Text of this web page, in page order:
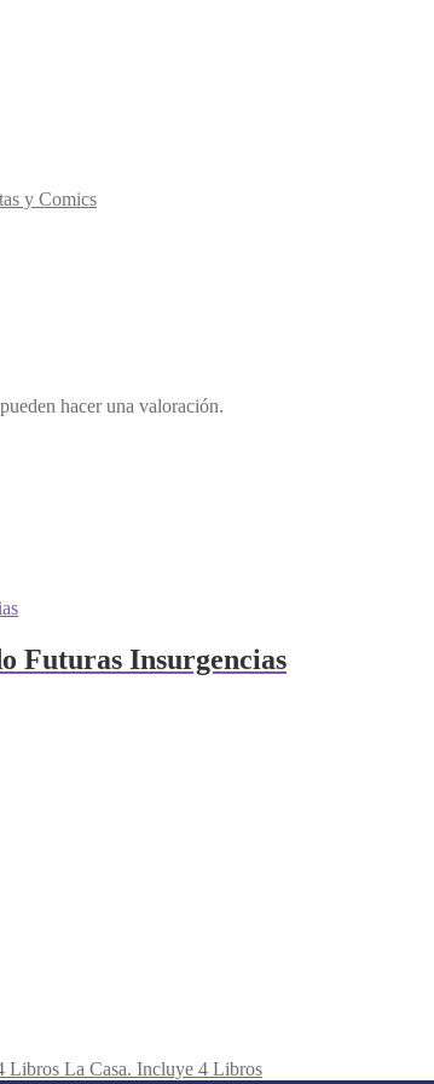
y Comics
hacer una valoración.
Futuras Insurgencias
La Casa. Incluye 4 Libros